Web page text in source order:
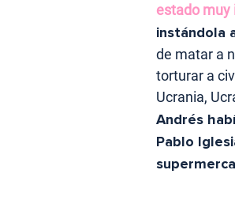
estado muy
instándola
de matar a
torturar a
Ucrania,
Andrés
Pablo